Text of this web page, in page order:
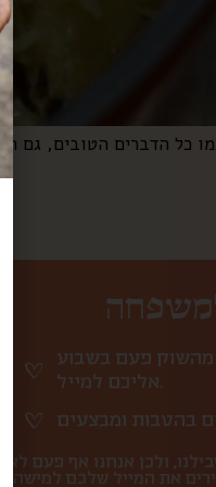
מהשוק פעם בשבוע
ולכן אנחנו אף פעם לא
את המייל שלכם למישהו